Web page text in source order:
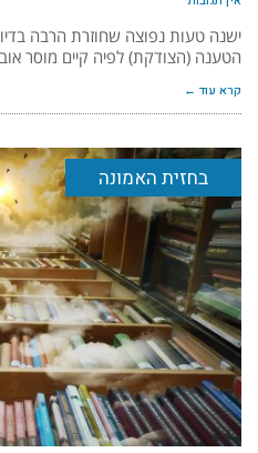
ישנה טעות נפוצה שחוזרת הרבה
הטענה (הצודקת) לפיה קיים מוסר
קרא עוד ←
בחזית האמונה